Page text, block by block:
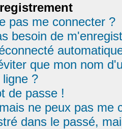
pas me connecter ?
besoin de
que mon nom
?
de passe !
ne peux pas me
dans le passé,